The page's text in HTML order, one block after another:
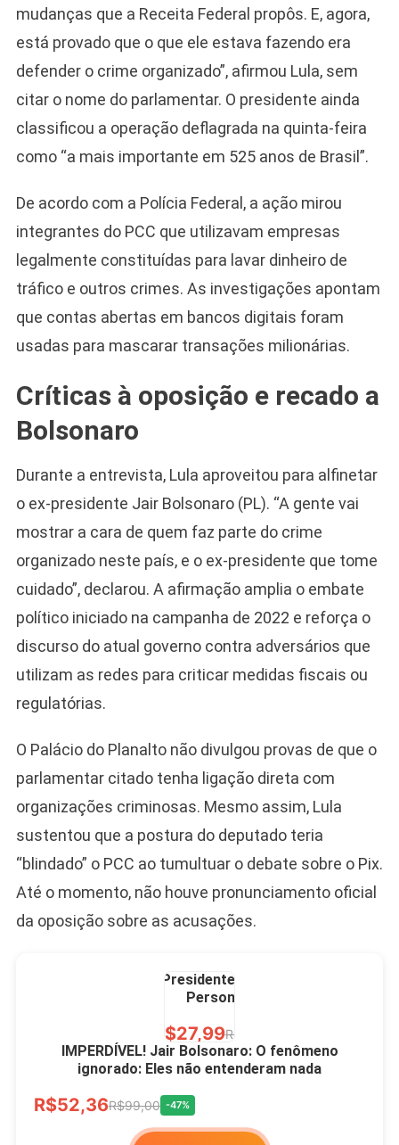
mudanças que a Receita Federal propôs. E, agora,
está provado que o que ele estava fazendo era
defender o crime organizado”, afirmou Lula, sem
citar o nome do parlamentar. O presidente ainda
classificou a operação deflagrada na quinta-feira
como “a mais importante em 525 anos de Brasil”.
De acordo com a Polícia Federal, a ação mirou
integrantes do PCC que utilizavam empresas
legalmente constituídas para lavar dinheiro de
tráfico e outros crimes. As investigações apontam
que contas abertas em bancos digitais foram
usadas para mascarar transações milionárias.
Críticas à oposição e recado a
Bolsonaro
Durante a entrevista, Lula aproveitou para alfinetar
o ex-presidente Jair Bolsonaro (PL). “A gente vai
mostrar a cara de quem faz parte do crime
organizado neste país, e o ex-presidente que tome
cuidado”, declarou. A afirmação amplia o embate
político iniciado na campanha de 2022 e reforça o
discurso do atual governo contra adversários que
utilizam as redes para criticar medidas fiscais ou
regulatórias.
O Palácio do Planalto não divulgou provas de que o
parlamentar citado tenha ligação direta com
organizações criminosas. Mesmo assim, Lula
sustentou que a postura do deputado teria
“blindado” o PCC ao tumultuar o debate sobre o Pix.
Até o momento, não houve pronunciamento oficial
da oposição sobre as acusações.
Camiseta Camisa
2026 Pátria Brasil 6 X
Ver no MERCADO
LIVRE
Presidente Porcelana
Personalizada
R$27,99R$49,00
IMPERDÍVEL! Jair Bolsonaro: O fenômeno
ignorado: Eles não entenderam nada
R$52,36R$99,00 -47%